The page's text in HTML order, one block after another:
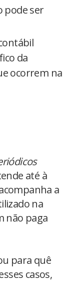
pode ser
da
ocorrem na
até à
a
na
não paga
para quê
casos,